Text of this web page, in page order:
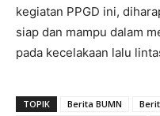
kegiatan PPGD ini,
siap dan mampu dalam
pada kecelakaan lalu
TOPIK Berita BUMN